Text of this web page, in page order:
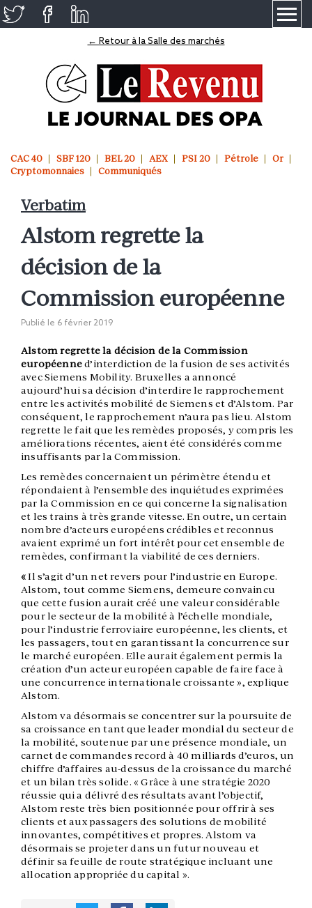
← Retour à la Salle des marchés
CAC 40 SBF 120 BEL 20 AEX PSI 20 Pétrole
Or
Cryptomonnaies
Communiqués
Verbatim
Alstom regrette la
décision de la
Commission européenne
Publié le 6 février 2019
Alstom regrette la décision de la Commission
européenned’interdiction de la fusion de ses activités
avec Siemens Mobility. Bruxelles a annoncé
aujourd’hui sa décision d’interdire le rapprochement
entre les activités mobilité de Siemens et d’Alstom. Par
conséquent, le rapprochement n’aura pas lieu. Alstom
regrette le fait que les remèdes proposés, y compris les
améliorations récentes, aient été considérés comme
insuffisants par la Commission.
Les remèdes concernaient un périmètre étendu et
répondaient à l’ensemble des inquiétudes exprimées
par la Commission en ce qui concerne la signalisation
et les trains à très grande vitesse. En outre, un certain
nombre d’acteurs européens crédibles et reconnus
avaient exprimé un fort intérêt pour cet ensemble de
remèdes, confirmant la viabilité de ces derniers.
«Il s’agit d’un net revers pour l’industrie en Europe.
Alstom, tout comme Siemens, demeure convaincu
que cette fusion aurait créé une valeur considérable
pour le secteur de la mobilité à l’échelle mondiale,
pour l’industrie ferroviaire européenne, les clients, et
les passagers, tout en garantissant la concurrence sur
le marché européen. Elle aurait également permis la
création d’un acteur européen capable de faire face à
une concurrence internationale croissante », explique
Alstom.
Alstom va désormais se concentrer sur la poursuite de
sa croissance en tant que leader mondial du secteur de
la mobilité, soutenue par une présence mondiale, un
carnet de commandes record à 40 milliards d’euros, un
chiffre d’affaires au-dessus de la croissance du marché
et un bilan très solide. « Grâce à une stratégie 2020
réussie qui a délivré des résultats avant l’objectif,
Alstom reste très bien positionnée pour offrir à ses
clients et aux passagers des solutions de mobilité
innovantes, compétitives et propres. Alstom va
désormais se projeter dans un futur nouveau et
définir sa feuille de route stratégique incluant une
allocation appropriée du capital ».